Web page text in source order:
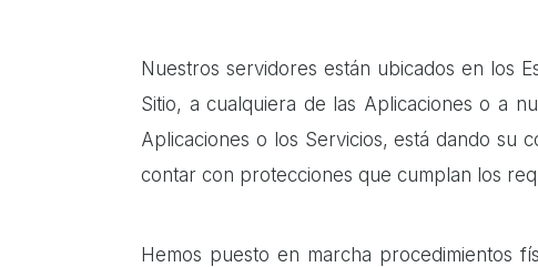
Nuestros servidores están ubicados en los
Sitio, a cualquiera de las Aplicaciones o a
Aplicaciones o los Servicios, está dando su
contar con protecciones que cumplan los
Hemos puesto en marcha procedimientos